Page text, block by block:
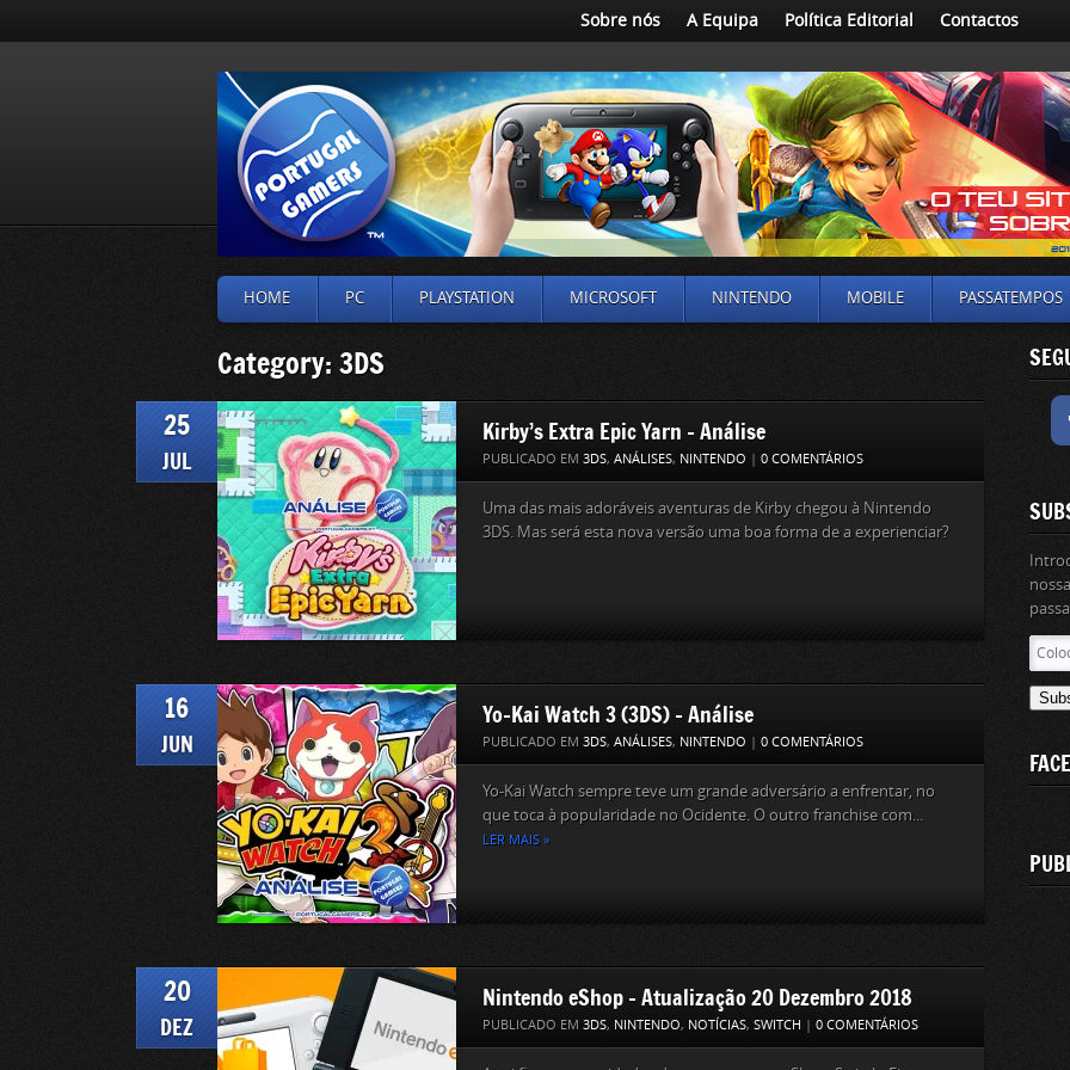
Sobre nós A Equipa Política Editorial Contactos
HOME PC PLAYSTATION MICROSOFT NINTENDO MOBILE PASSATEMPOS
Category: 3DS
25
JUL
Kirby’s Extra Epic Yarn – Análise
PUBLICADO EM 3DS, ANÁLISES, NINTENDO | 0 COMENTÁRIOS
Uma das mais adoráveis aventuras de Kirby chegou à Nintendo
3DS. Mas será esta nova versão uma boa forma de a experienciar?
16
JUN
Yo-Kai Watch 3 (3DS) – Análise
PUBLICADO EM 3DS, ANÁLISES, NINTENDO | 0 COMENTÁRIOS
Yo-Kai Watch sempre teve um grande adversário a enfrentar, no
que toca à popularidade no Ocidente. O outro franchise com...
LER MAIS »
20
DEZ
Nintendo eShop – Atualização 20 Dezembro 2018
PUBLICADO EM 3DS, NINTENDO, NOTÍCIAS, SWITCH | 0 COMENTÁRIOS
aqui
o
de
email